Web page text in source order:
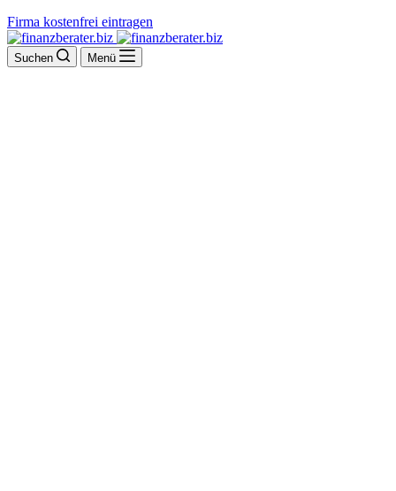
Firma kostenfrei eintragen
Suchen Menü